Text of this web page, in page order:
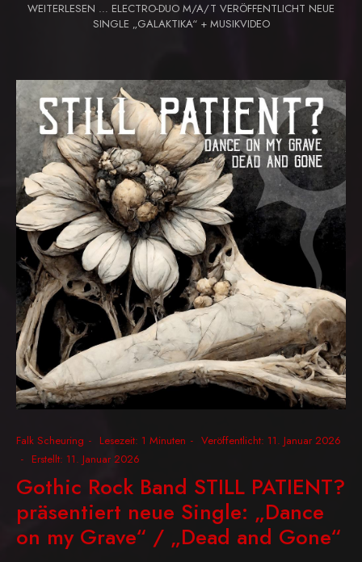
WEITERLESEN … ELECTRO-DUO M/A/T VERÖFFENTLICHT NEUE
SINGLE „GALAKTIKA“ + MUSIKVIDEO
Falk Scheuring Lesezeit: 1 Minuten
Veröffentlicht: 11. Januar 2026
Erstellt: 11. Januar 2026
Gothic Rock Band STILL PATIENT?
präsentiert neue Single: „Dance
on my Grave“ / „Dead and Gone“